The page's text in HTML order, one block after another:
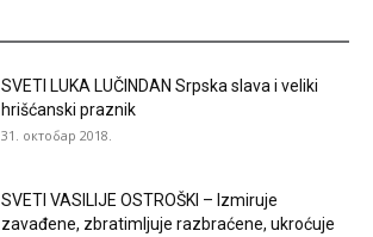
SVETI LUKA LUČINDAN Srpska slava i veliki
hrišćanski praznik
31. октобар 2018.
SVETI VASILIJE OSTROŠKI – Izmiruje
zavađene, zbratimljuje razbraćene, ukroćuje